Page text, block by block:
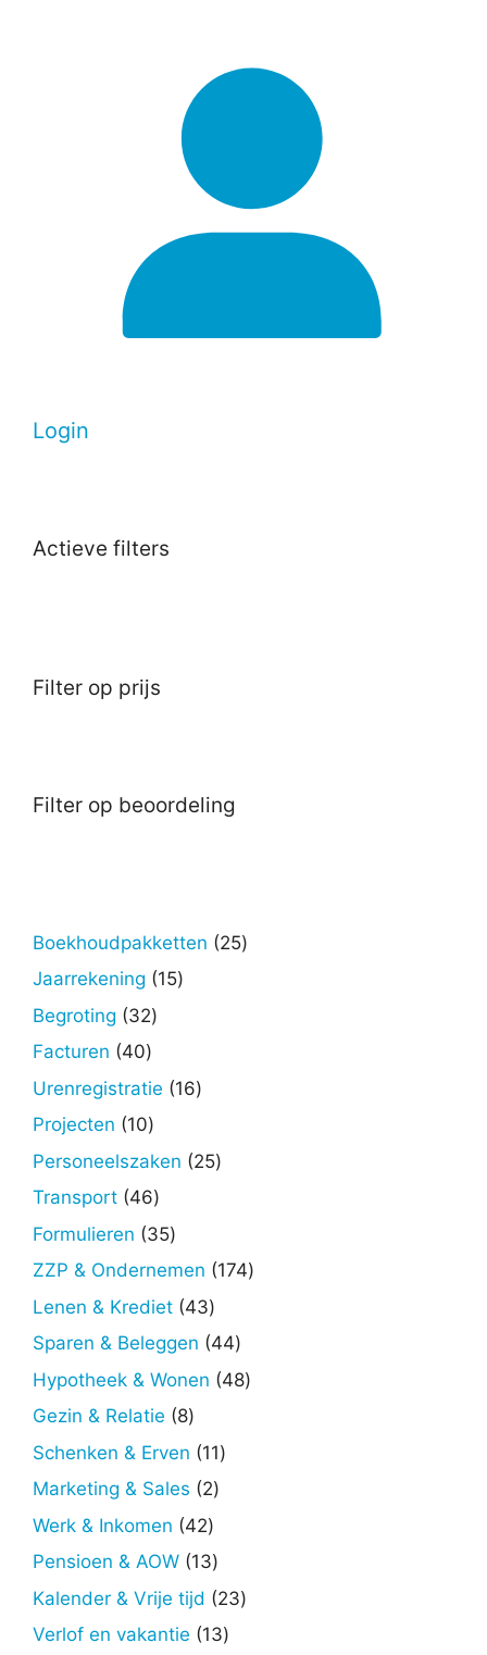
Login
Actieve filters
Filter op prijs
Filter op beoordeling
Boekhoudpakketten 2525
Jaarrekening 1515
Begroting 3232
Facturen 4040
producten
Urenregistratie 1616
Projecten 1010
producten
Personeelszaken 2525
Transport 4646
producten
Formulieren 3535
producten
ZZP & Ondernemen 174174
Lenen & Krediet 4343
producten
Sparen & Beleggen 4444
producten
Hypotheek & Wonen 4848
Gezin & Relatie 88
producten
Schenken & Erven 1111
Marketing & Sales 22
Werk & Inkomen 4242
producten
Pensioen & AOW 1313
producten
Kalender & Vrije tijd 2323
Verlof en vakantie 1313